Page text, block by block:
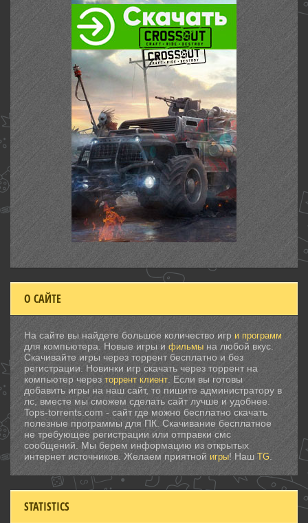
О САЙТЕ
На сайте вы найдете большое количество игр и программ
для компьютера. Новые игры и фильмы на любой вкус.
Скачивайте игры через торрент бесплатно и без
регистрации. Новинки игр скачать через торрент на
компьютер через торрент клиент . Если вы готовы
добавить игры на наш сайт, то пишите администратору в
лс, вместе мы сможем сделать сайт лучше и удобнее.
Tops-torrents.com - сайт где можно бесплатно скачать
полезные программы для ПК. Скачивание бесплатное
не требующее регистрации или отправки смс
сообщений. Мы берем информацию из открытых
интернет источников. Желаем приятной игры! Наш TG
STATISTICS